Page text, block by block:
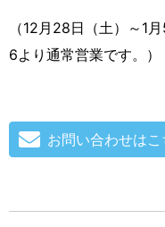
（12月28日（土）～1
6より通常営業です。）
お問い合わせはこ